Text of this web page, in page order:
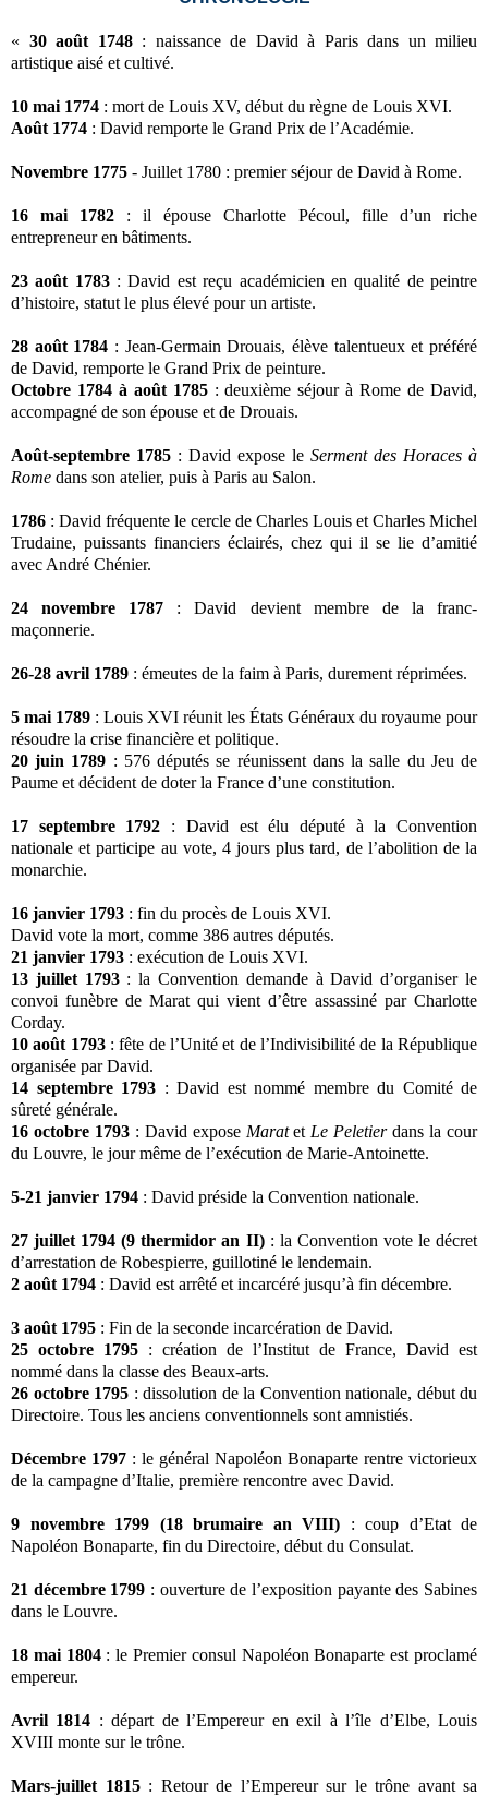
« 30 août 1748: naissance de David à Paris dans un milieu
artistique aisé et cultivé.
10 mai 1774 : mort de Louis XV, début du règne de Louis XVI.
Août 1774 : David remporte le Grand Prix de l’Académie.
Novembre 1775 - Juillet 1780 : premier séjour de David à Rome.
16 mai 1782 : il épouse Charlotte Pécoul, fille d’un riche
entrepreneur en bâtiments.
23 août 1783: David est reçu académicien en qualité de peintre
d’histoire, statut le plus élevé pour un artiste.
28 août 1784 : Jean-Germain Drouais, élève talentueux et préféré
de David, remporte le Grand Prix de peinture.
Octobre 1784 à août 1785: deuxième séjour à Rome de David,
accompagné de son épouse et de Drouais.
Août-septembre 1785 : David expose le Serment des Horaces à
Rome dans son atelier, puis à Paris au Salon.
1786 : David fréquente le cercle de Charles Louis et Charles Michel
Trudaine, puissants financiers éclairés, chez qui il se lie d’amitié
avec André Chénier.
24 novembre 1787 : David devient membre de la franc-
maçonnerie.
26-28 avril 1789 : émeutes de la faim à Paris, durement réprimées.
5 mai 1789 : Louis XVI réunit les États Généraux du royaume pour
résoudre la crise financière et politique.
20 juin 1789 : 576 députés se réunissent dans la salle du Jeu de
Paume et décident de doter la France d’une constitution.
17 septembre 1792 : David est élu député à la Convention
nationale et participe au vote, 4 jours plus tard, de l’abolition de la
monarchie.
16 janvier 1793 : fin du procès de Louis XVI.
David vote la mort, comme 386 autres députés.
21 janvier 1793 : exécution de Louis XVI.
13 juillet 1793: la Convention demande à David d’organiser le
convoi funèbre de Marat qui vient d’être assassiné par Charlotte
Corday.
10 août 1793: fête de l’Unité et de l’Indivisibilité de la République
organisée par David.
14 septembre 1793 : David est nommé membre du Comité de
sûreté générale.
16 octobre 1793 : David expose Maratet Le Peletierdans la cour
du Louvre, le jour même de l’exécution de Marie-Antoinette.
5-21 janvier 1794 : David préside la Convention nationale.
27 juillet 1794 (9 thermidor an II): la Convention vote le décret
d’arrestation de Robespierre, guillotiné le lendemain.
2 août 1794 : David est arrêté et incarcéré jusqu’à fin décembre.
3 août 1795 : Fin de la seconde incarcération de David.
25 octobre 1795 : création de l’Institut de France, David est
nommé dans la classe des Beaux-arts.
26 octobre 1795 : dissolution de la Convention nationale, début du
Directoire. Tous les anciens conventionnels sont amnistiés.
Décembre 1797 : le général Napoléon Bonaparte rentre victorieux
de la campagne d’Italie, première rencontre avec David.
9 novembre 1799 (18 brumaire an VIII) : coup d’Etat de
Napoléon Bonaparte, fin du Directoire, début du Consulat.
21 décembre 1799 : ouverture de l’exposition payante des Sabines
dans le Louvre.
18 mai 1804 : le Premier consul Napoléon Bonaparte est proclamé
empereur.
Avril 1814 : départ de l’Empereur en exil à l’île d’Elbe, Louis
XVIII monte sur le trône.
Mars-juillet 1815: Retour de l’Empereur sur le trône avant sa